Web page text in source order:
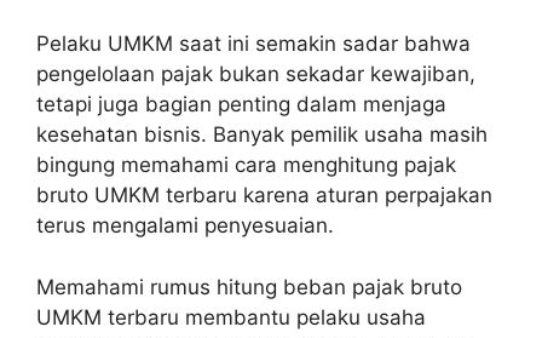
Pelaku UMKM saat ini semakin sadar bahwa
pengelolaan pajak bukan sekadar kewajiban,
tetapi juga bagian penting dalam menjaga
kesehatan bisnis. Banyak pemilik usaha masih
bingung memahami cara menghitung pajak
bruto UMKM terbaru karena aturan perpajakan
terus mengalami penyesuaian.
Memahami rumus hitung beban pajak bruto
UMKM terbaru membantu pelaku usaha